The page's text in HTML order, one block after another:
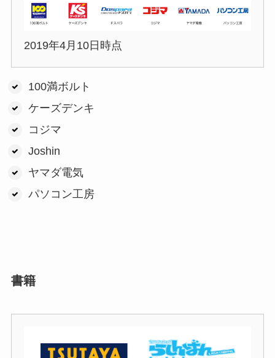
2019年4月10日時点
100満ボルト
ケーズデンキ
コジマ
Joshin
ヤマダ電気
パソコン工房
書籍